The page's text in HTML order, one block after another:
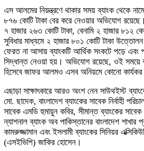
এস আলমের নিয়ন্ত্রণে থাকার সময় ব্যাংক থেকে
৮৭৬ কোটি টাকা বের করে নেওয়ার অভিযোগ
৭ হাজার ২৬৩ কোটি টাকা, বেনামি ২ হাজার ৮১২
সুবিধার মাধ্যমে ২ হাজার ৮০১ কোটি টাকা
ফেরত না আসায় ব্যাংকটি আর্থিক সংকটে পড়ে এবং
সিদ্ধান্ত নেওয়া হয়। অভিযোগ রয়েছে, ওই সময়ে
হিসেবে জাফর আলমও এসব অনিয়মে কোনো কার্যকর
এছাড়া সাক্ষাৎকারে আরও অংশ নেন সাউথইস্ট
মো. ছাদেক, বাংলাদেশ ব্যাংকের সাবেক নির্বাহী
সাবেক এমডি হুমায়ুন কবির, সীমান্ত ব্যাংকের
ন্যাশনাল ব্যাংক অব পাকিস্তানের বাংলাদেশ শাখার
কামরুজ্জামান এবং ইসলামী ব্যাংকের সিনিয়র
(এসইভিপি) জাকির হোসেন।